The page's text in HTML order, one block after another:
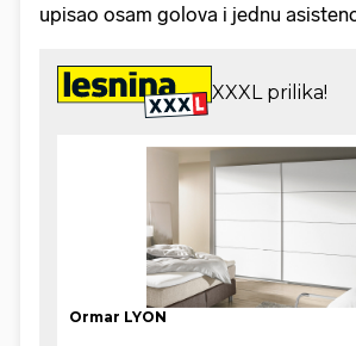
upisao osam golova i jednu